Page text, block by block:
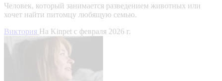
Человек, который занимается разведением животных или
хочет найти питомцу любящую семью.
Виктория На Kinpet c февраля 2026 г.